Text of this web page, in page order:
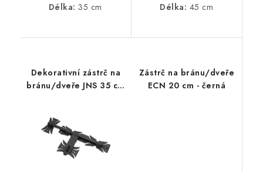
Délka: 35 cm Délka: 45 cm
Dekorativní zástrč na
bránu/dveře JNS 35 cm
Zástrč na bránu/dveře
ECN 20 cm - černá